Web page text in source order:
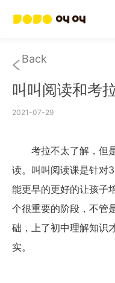
Home
JOJO APP
About Us
Download
Back
叫叫阅读和考
2021-07-29
考拉不太了解，但是
读。叫叫阅读课是针对
能更早的更好的让孩子
个很重要的阶段，不管
础，上了初中理解知识
实。